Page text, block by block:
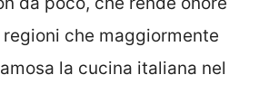
che maggiormente
la cucina italiana nel